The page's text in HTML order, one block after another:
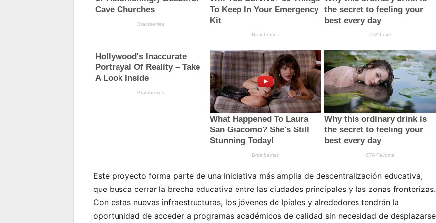
Este proyecto forma parte de una iniciativa más amplia de descentralización educativa,
que busca cerrar la brecha educativa entre las ciudades principales y las zonas fronterizas.
Con estas nuevas infraestructuras, los jóvenes de Ipiales y alrededores tendrán la
oportunidad de acceder a programas académicos de calidad sin necesidad de desplazarse